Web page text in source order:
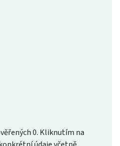
0. Kliknutím na